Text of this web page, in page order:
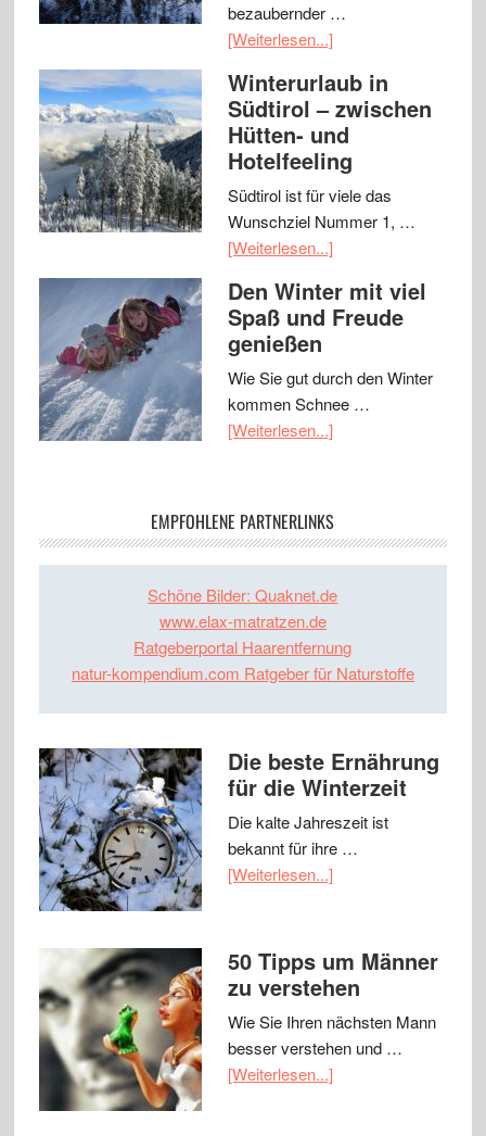
bezaubernder …
[Weiterlesen...]
Winterurlaub in
Südtirol – zwischen
Hütten- und
Hotelfeeling
Südtirol ist für viele das
Wunschziel Nummer 1, …
[Weiterlesen...]
Den Winter mit viel
Spaß und Freude
genießen
Wie Sie gut durch den Winter
kommen Schnee …
[Weiterlesen...]
EMPFOHLENE PARTNERLINKS
Schöne Bilder: Quaknet.de
www.elax-matratzen.de
Ratgeberportal Haarentfernung
natur-kompendium.com Ratgeber für Naturstoffe
Die beste Ernährung
für die Winterzeit
Die kalte Jahreszeit ist
bekannt für ihre …
[Weiterlesen...]
50 Tipps um Männer
zu verstehen
Wie Sie Ihren nächsten Mann
besser verstehen und …
[Weiterlesen...]